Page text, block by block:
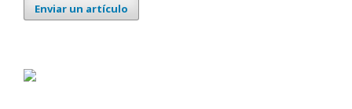
Enviar un artículo